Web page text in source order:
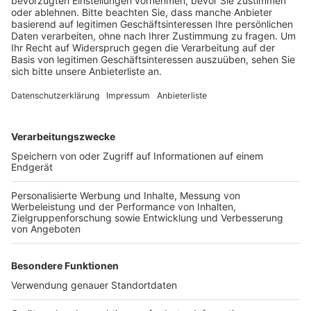
Veröffentlicht:Mittwoch, 21.12.2022 14:15
Anzeige
Die Zigaretten mit gefälschten Steuerbanderolen
Anklageschrift soll der Angeklagte so über 2,1
Millionen Euro an Tabaksteuer hinterzogen haben. Mit
einem Urteil wird Anfang März gerechnet.
Anzeige